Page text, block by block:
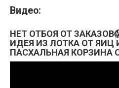
Видео:
НЕТ ОТБОЯ ОТ
ИДЕЯ ИЗ ЛОТКА ОТ ЯИЦ
ПАСХАЛЬНАЯ КОРЗИНА